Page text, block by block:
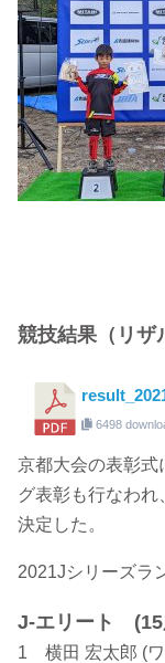
競技結果（リザ
6498
京都大会の表彰式
グ表彰も行なわ
決定した。
2021Jシリーズラ
J-エリート (15
1 横田 宏太郎 (